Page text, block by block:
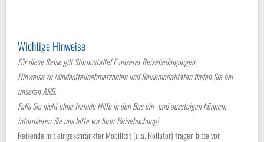
Wichtige Hinweise
Für diese Reise gilt Stornostaffel E unserer Reisebedingungen.
Hinweise zu Mindestteilnehmerzahlen und Reisemodalitäten finden Sie bei
unseren ARB.
Falls Sie nicht ohne fremde Hilfe in den Bus ein- und aussteigen können,
informieren Sie uns bitte vor Ihrer Reisebuchung!
Reisende mit eingeschränkter Mobilität (u.a. Rollator) fragen bitte vor